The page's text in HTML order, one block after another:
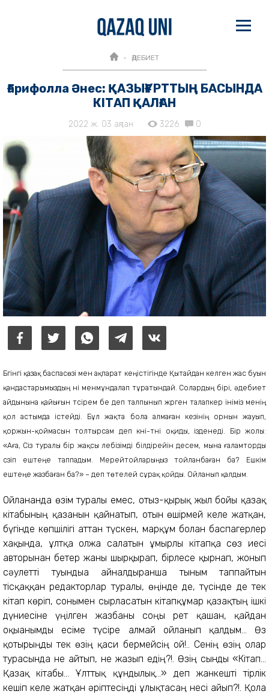
ӘДЕБИЕТ
Ғарифолла Әнес: ҚАЗЫҒҰРТТЫҢ БАСЫНДА
КІТАП ҚАЛҒАН
2022 ж. 03 ақпан 3226 0
Бүгінгі қазақ баспасөзі мен ақпарат кеңістігінде Қытайдан келген жас буын
қандастарымыздың үні менмұндалап тұратындай. Солардың бірі, әдебиет
айдынына қайығын түсірем бе деп талпынып жүрген талапкер ініміз менің
қол астымда істейді. Бұл жақта бола алмаған кезінің орнын жауып,
қоржын-қоймасын толтырсам деп күні-түні оқиды, ізденеді. Бір жолы:
«Аға, Сіз туралы бір жақсы лебізімді білдірейін десем, мына ғаламторды
сүзіп ештеңе таппадым. Мерейтойларыңыз тойланбаған ба? Ешкім
ештеңе жазбаған ба?» – деп төтелей сұрақ қойды. Ойланып қалдым.
Ойланғанда өзім туралы емес, отыз-қырық жыл бойы қазақ
кітабының қазанын қайнатып, отын өшірмей келе жатқан,
бүгінде көпшілігі аттан түскен, марқұм болған баспагерлер
хақында, ұлтқа олжа салатын ғұмырлы кітапқа сөз иесі
авторынан бетер жаны шырқырап, бірлесе қырнап, жонып
сәулетті туындыға айналдырғанша тыным таппайтын
тісқаққан редакторлар туралы, өңінде де, түсінде де тек
кітап көріп, сонымен сырласатын кітапқұмар қазақтың ішкі
дүниесіне үңілген жазбаны соңғы рет қашан, қайдан
оқығанымды есіме түсіре алмай ойланып қалдым... Өз
қотырыңды тек өзің қаси бермейсің ғой!.. Сенің өзің олар
турасында не айтып, не жазып едің?!. Өзің сынды «Кітап...
Қазақ кітабы... Ұлттық құндылық...» деп жанкешті тірлік
кешіп келе жатқан әріптесіңді ұлықтасаң несі айып?!. Қолға